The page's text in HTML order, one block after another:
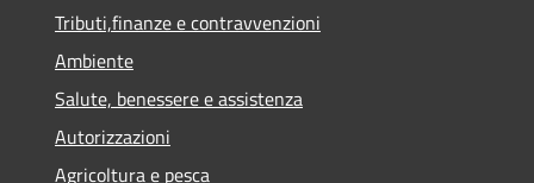
Tributi,finanze e contravvenzioni
Ambiente
Salute, benessere e assistenza
Autorizzazioni
Agricoltura e pesca